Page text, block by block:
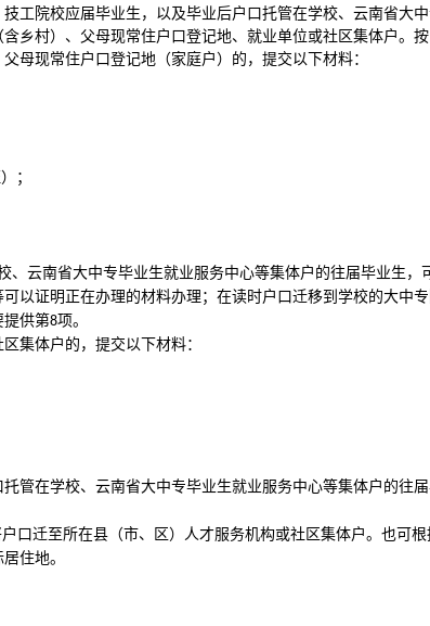
工院校应届毕业生，以及毕业后户口托管在学校、云南省大
乡村）、父母现常住户口登记地、就业单位或社区集体户。按
母现常住户口登记地（家庭户）的，提交以下材料：
；
、云南省大中专毕业生就业服务中心等集体户的往届毕业生，
以证明正在办理的材料办理；在读时户口迁移到学校的大中
提供第8项。
集体户的，提交以下材料：
管在学校、云南省大中专毕业生就业服务中心等集体户的往
口迁至所在县（市、区）人才服务机构或社区集体户。也可
住地。